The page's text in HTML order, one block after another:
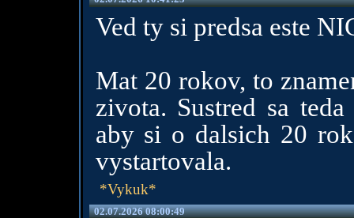
Ved ty si predsa este
Mat 20 rokov, to
zivota. Sustred sa
aby si o dalsich 20
vystartovala.
*Vykuk*
02.07.2026 08:00:49